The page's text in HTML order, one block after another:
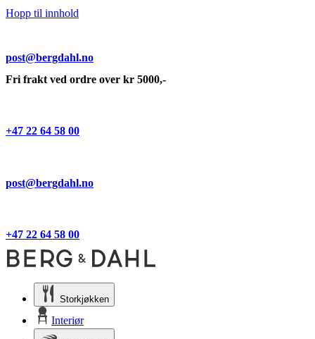
Hopp til innhold
post@bergdahl.no
Fri frakt ved ordre over kr 5000,-
+47 22 64 58 00
post@bergdahl.no
+47 22 64 58 00
Storkjøkken
Interiør